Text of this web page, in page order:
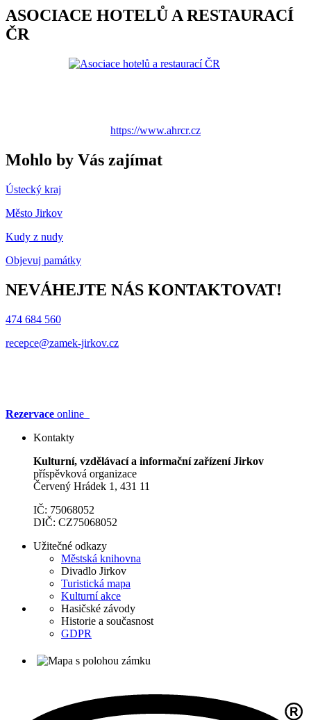
ASOCIACE HOTELŮ A RESTAURACÍ
ČR
https://www.ahrcr.cz
Mohlo by Vás zajímat
Ústecký kraj
Město Jirkov
Kudy z nudy
Objevuj památky
NEVÁHEJTE NÁS KONTAKTOVAT!
474 684 560
recepce@zamek-jirkov.cz
Rezervace online
Kontakty
Kulturní, vzdělávací a informační zařízení Jirkov
příspěvková organizace
Červený Hrádek 1, 431 11
IČ: 75068052
DIČ: CZ75068052
Užitečné odkazy
Městská knihovna
Divadlo Jirkov
Turistická mapa
Kulturní akce
Hasičské závody
Historie a současnost
GDPR